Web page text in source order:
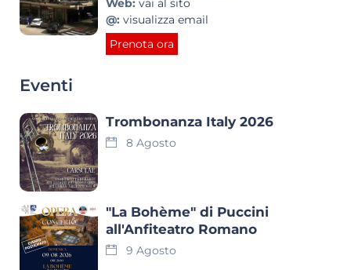
Web: vai al sito
@: visualizza email
Prenota ora
Eventi
Trombonanza Italy 2026
8 Agosto
"La Bohème" di Puccini
all'Anfiteatro Romano
9 Agosto